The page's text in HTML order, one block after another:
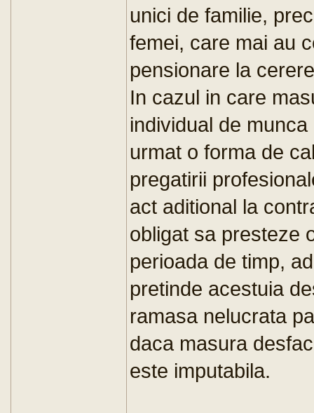
unici de familie,
femei, care mai au
pensionare la
In cazul in care
individual de
urmat o forma de
pregatirii
act aditional la
obligat sa presteze
perioada de timp,
pretinde acestuia
ramasa nelucrata
daca masura
este imputabila.